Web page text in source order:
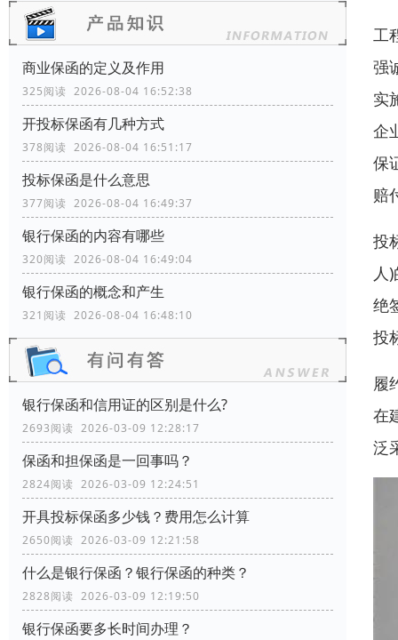
商业保函的定义及作用
325阅读 2026-08-04 16:52:38
开投标保函有几种方式
378阅读 2026-08-04 16:51:17
投标保函是什么意思
377阅读 2026-08-04 16:49:37
银行保函的内容有哪些
320阅读 2026-08-04 16:49:04
银行保函的概念和产生
321阅读 2026-08-04 16:48:10
银行保函和信用证的区别是什么?
2693阅读 2026-03-09 12:28:17
保函和担保函是一回事吗？
2824阅读 2026-03-09 12:24:51
开具投标保函多少钱？费用怎么计算
2650阅读 2026-03-09 12:21:58
什么是银行保函？银行保函的种类？
2828阅读 2026-03-09 12:19:50
银行保函要多长时间办理？
工
强
实
企
保
赔
投
人
绝
投
履
在
泛